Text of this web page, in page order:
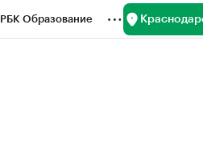
РБК Образование